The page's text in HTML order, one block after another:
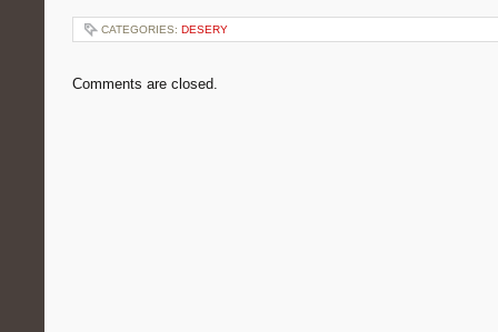
CATEGORIES: DESERY
Comments are closed.